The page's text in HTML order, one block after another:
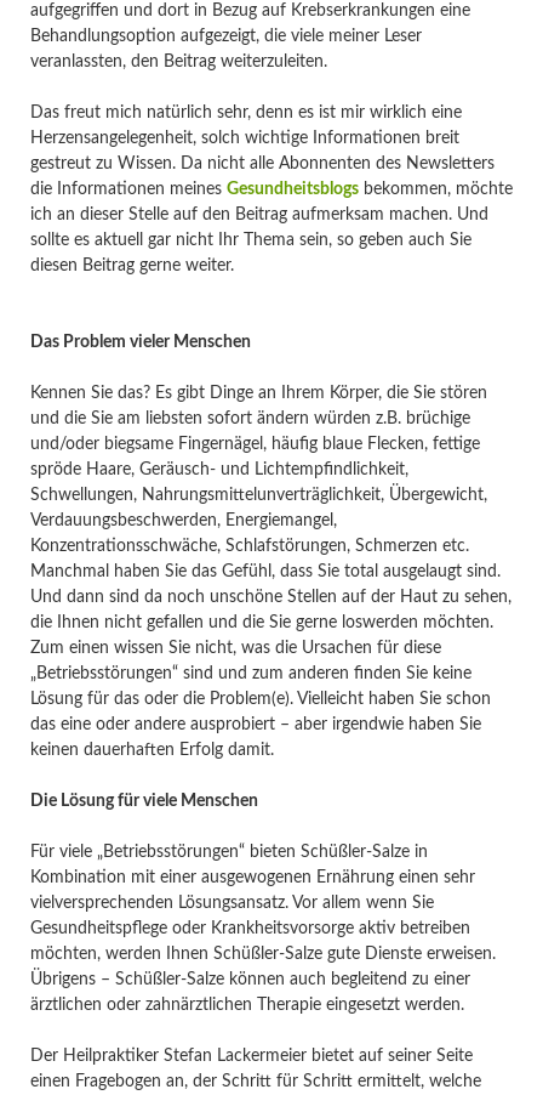
aufgegriffen und dort in Bezug auf Krebserkrankungen eine
Behandlungsoption aufgezeigt, die viele meiner Leser
veranlassten, den Beitrag weiterzuleiten.
Das freut mich natürlich sehr, denn es ist mir wirklich eine
Herzensangelegenheit, solch wichtige Informationen breit
gestreut zu Wissen. Da nicht alle Abonnenten des Newsletters
die Informationen meines Gesundheitsblogs bekommen, möchte
ich an dieser Stelle auf den Beitrag aufmerksam machen. Und
sollte es aktuell gar nicht Ihr Thema sein, so geben auch Sie
diesen Beitrag gerne weiter.
Das Problem vieler Menschen
Kennen Sie das? Es gibt Dinge an Ihrem Körper, die Sie stören
und die Sie am liebsten sofort ändern würden z.B. brüchige
und/oder biegsame Fingernägel, häufig blaue Flecken, fettige
spröde Haare, Geräusch- und Lichtempfindlichkeit,
Schwellungen, Nahrungsmittelunverträglichkeit, Übergewicht,
Verdauungsbeschwerden, Energiemangel,
Konzentrationsschwäche, Schlafstörungen, Schmerzen etc.
Manchmal haben Sie das Gefühl, dass Sie total ausgelaugt sind.
Und dann sind da noch unschöne Stellen auf der Haut zu sehen,
die Ihnen nicht gefallen und die Sie gerne loswerden möchten.
Zum einen wissen Sie nicht, was die Ursachen für diese
„Betriebsstörungen“ sind und zum anderen finden Sie keine
Lösung für das oder die Problem(e). Vielleicht haben Sie schon
das eine oder andere ausprobiert – aber irgendwie haben Sie
keinen dauerhaften Erfolg damit.
Die Lösung für viele Menschen
Für viele „Betriebsstörungen“ bieten Schüßler-Salze in
Kombination mit einer ausgewogenen Ernährung einen sehr
vielversprechenden Lösungsansatz. Vor allem wenn Sie
Gesundheitspflege oder Krankheitsvorsorge aktiv betreiben
möchten, werden Ihnen Schüßler-Salze gute Dienste erweisen.
Übrigens – Schüßler-Salze können auch begleitend zu einer
ärztlichen oder zahnärztlichen Therapie eingesetzt werden.
Der Heilpraktiker Stefan Lackermeier bietet auf seiner Seite
einen Fragebogen an, der Schritt für Schritt ermittelt, welche